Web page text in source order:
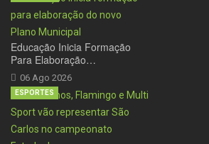
Educação Inicia Formação
Para Elaboração…
06 Ago 2026
ESPORTES